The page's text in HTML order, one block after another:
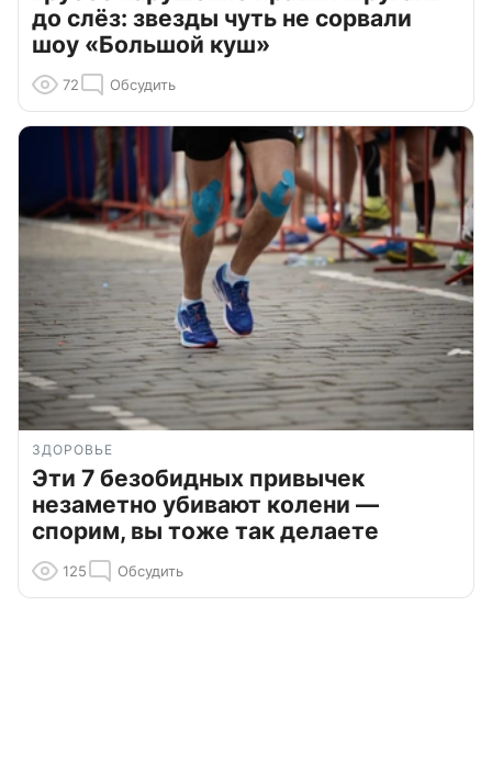
до слёз: звезды чуть не сорвали
шоу «Большой куш»
72 Обсудить
ЗДОРОВЬЕ
Эти 7 безобидных привычек
незаметно убивают колени —
спорим, вы тоже так делаете
125 Обсудить